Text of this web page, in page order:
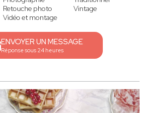
Retouche photo
Vidéo et montage
Vintage
ENVOYER UN MESSAGE
Réponse sous 24 heures